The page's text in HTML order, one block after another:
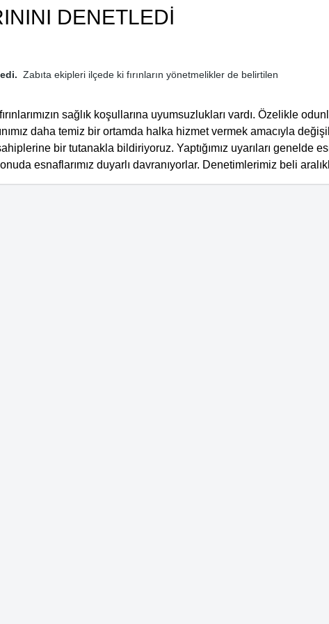
DENETLEDİ
Zabıta ekipleri ilçede ki fırınların yönetmelikler de belirtilen
sağlık koşullarına uyumsuzlukları vardı. Özelikle
daha temiz bir ortamda halka hizmet vermek amacıyla
bir tutanakla bildiriyoruz. Yaptığımız uyarıları genelde
esnaflarımız duyarlı davranıyorlar. Denetimlerimiz beli